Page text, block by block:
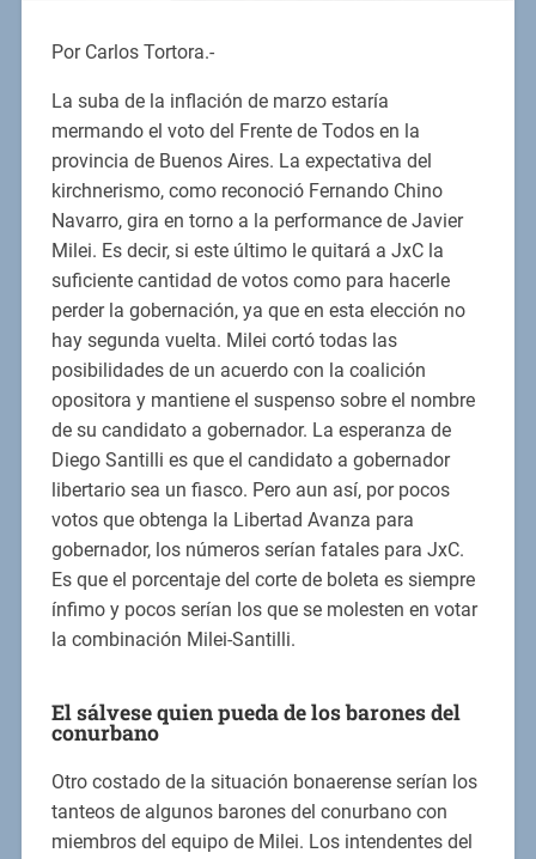
Por Carlos Tortora.-
La suba de la inflación de marzo estaría
mermando el voto del Frente de Todos en la
provincia de Buenos Aires. La expectativa del
kirchnerismo, como reconoció Fernando Chino
Navarro, gira en torno a la performance de Javier
Milei. Es decir, si este último le quitará a JxC la
suficiente cantidad de votos como para hacerle
perder la gobernación, ya que en esta elección no
hay segunda vuelta. Milei cortó todas las
posibilidades de un acuerdo con la coalición
opositora y mantiene el suspenso sobre el nombre
de su candidato a gobernador. La esperanza de
Diego Santilli es que el candidato a gobernador
libertario sea un fiasco. Pero aun así, por pocos
votos que obtenga la Libertad Avanza para
gobernador, los números serían fatales para JxC.
Es que el porcentaje del corte de boleta es siempre
ínfimo y pocos serían los que se molesten en votar
la combinación Milei-Santilli.
El sálvese quien pueda de los barones del
conurbano
Otro costado de la situación bonaerense serían los
tanteos de algunos barones del conurbano con
miembros del equipo de Milei. Los intendentes del